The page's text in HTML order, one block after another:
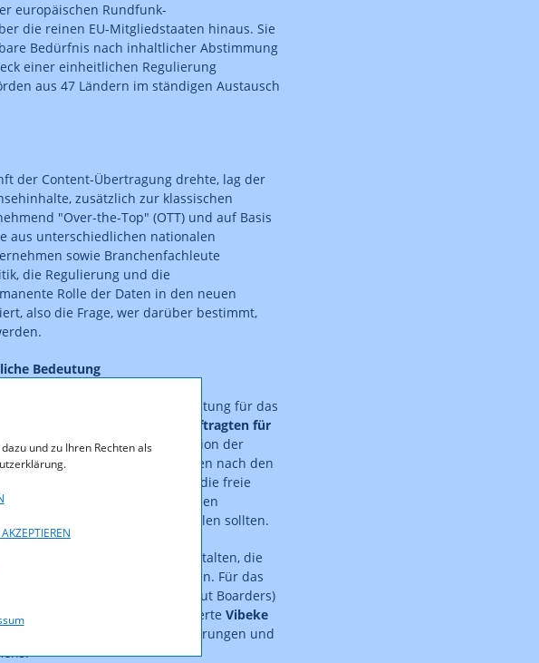
und zu Ihren Rechten als
europäischen Rundfunk-
die reinen EU-Mitgliedstaaten hinaus. Sie
Bedürfnis nach inhaltlicher Abstimmung
einer einheitlichen Regulierung
aus 47 Ländern im ständigen Austausch
der Content-Übertragung drehte, lag der
zusätzlich zur klassischen
"Over-the-Top" (OTT) und auf Basis
aus unterschiedlichen nationalen
sowie Branchenfachleute
die Regulierung und die
Rolle der Daten in den neuen
also die Frage, wer darüber bestimmt,
Bedeutung
Medien und ihrer Bedeutung für das
OSZE-Beauftragten für
OSZE darstellt, die die Situation der
Der Beitrag erörterte Fragen nach den
eines Rahmens für die freie
und wer diese öffentlichen
Medienregulatoren dabei spielen sollten.
rechtlicher Medienanstalten, die
teilten. Für das
Index 2022 (Reporters without Boarders)
ersten Platz belegt, präsentierte Vibeke
, Zahlen, Herausforderungen und